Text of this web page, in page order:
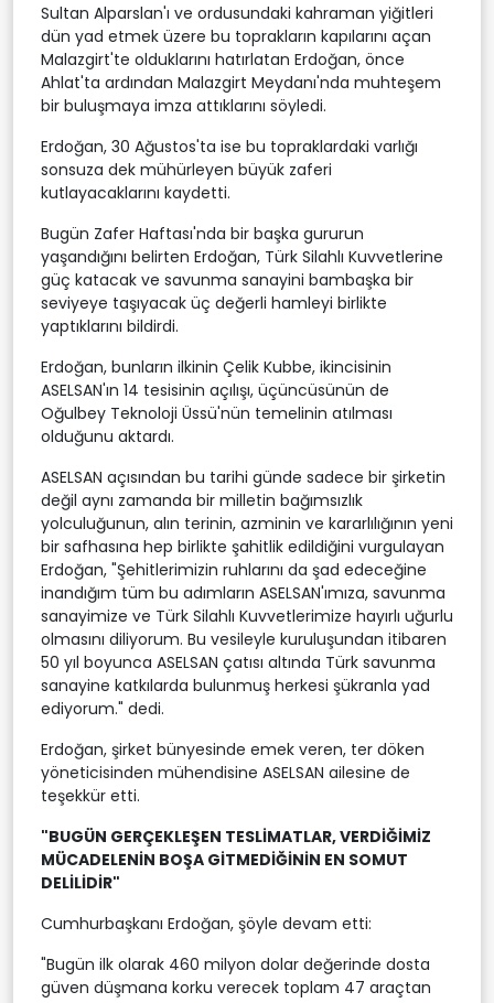
Sultan Alparslan'ı ve ordusundaki kahraman yiğitleri
dün yad etmek üzere bu toprakların kapılarını açan
Malazgirt'te olduklarını hatırlatan Erdoğan, önce
Ahlat'ta ardından Malazgirt Meydanı'nda muhteşem
bir buluşmaya imza attıklarını söyledi.
Erdoğan, 30 Ağustos'ta ise bu topraklardaki varlığı
sonsuza dek mühürleyen büyük zaferi
kutlayacaklarını kaydetti.
Bugün Zafer Haftası'nda bir başka gururun
yaşandığını belirten Erdoğan, Türk Silahlı Kuvvetlerine
güç katacak ve savunma sanayini bambaşka bir
seviyeye taşıyacak üç değerli hamleyi birlikte
yaptıklarını bildirdi.
Erdoğan, bunların ilkinin Çelik Kubbe, ikincisinin
ASELSAN'ın 14 tesisinin açılışı, üçüncüsünün de
Oğulbey Teknoloji Üssü'nün temelinin atılması
olduğunu aktardı.
ASELSAN açısından bu tarihi günde sadece bir şirketin
değil aynı zamanda bir milletin bağımsızlık
yolculuğunun, alın terinin, azminin ve kararlılığının yeni
bir safhasına hep birlikte şahitlik edildiğini vurgulayan
Erdoğan, "Şehitlerimizin ruhlarını da şad edeceğine
inandığım tüm bu adımların ASELSAN'ımıza, savunma
sanayimize ve Türk Silahlı Kuvvetlerimize hayırlı uğurlu
olmasını diliyorum. Bu vesileyle kuruluşundan itibaren
50 yıl boyunca ASELSAN çatısı altında Türk savunma
sanayine katkılarda bulunmuş herkesi şükranla yad
ediyorum." dedi.
Erdoğan, şirket bünyesinde emek veren, ter döken
yöneticisinden mühendisine ASELSAN ailesine de
teşekkür etti.
"BUGÜN GERÇEKLEŞEN TESLİMATLAR, VERDİĞİMİZ
MÜCADELENİN BOŞA GİTMEDİĞİNİN EN SOMUT
DELİLİDİR"
Cumhurbaşkanı Erdoğan, şöyle devam etti:
"Bugün ilk olarak 460 milyon dolar değerinde dosta
güven düşmana korku verecek toplam 47 araçtan